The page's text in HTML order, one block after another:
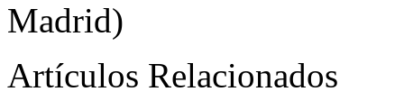
Madrid)
Artículos Relacionados